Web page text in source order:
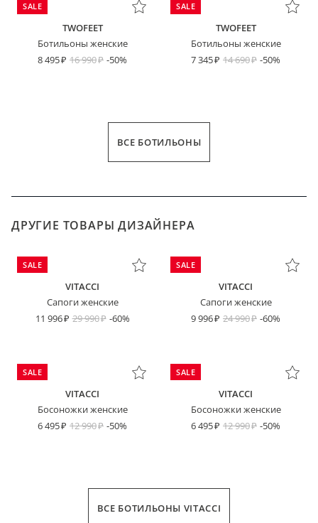
SALE
TWOFEET
Ботильоны женские
8 495
16 990 -50%
SALE
TWOFEET
Ботильоны женские
7 345
14 690 -50%
ВСЕ БОТИЛЬОНЫ
ДРУГИЕ ТОВАРЫ ДИЗАЙНЕРА
SALE
VITACCI
Сапоги женские
11 996
29 990 -60%
SALE
VITACCI
Сапоги женские
9 996
24 990 -60%
SALE
VITACCI
Босоножки женские
6 495
12 990 -50%
SALE
VITACCI
Босоножки женские
6 495
12 990 -50%
ВСЕ БОТИЛЬОНЫ VITACCI